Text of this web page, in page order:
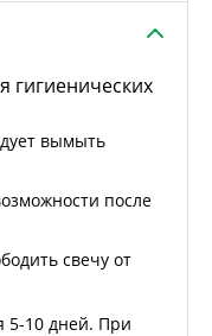
гигиенических
вымыть
после
свечу от
5-10 дней. При